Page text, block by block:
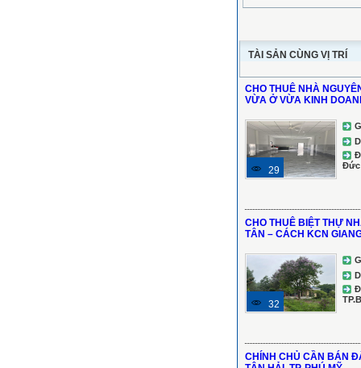
TÀI SẢN CÙNG VỊ TRÍ
CHO THUÊ NHÀ
VỪA Ở VỪA KINH
29
Đức
CHO THUÊ BIỆT THỰ
TÂN – CÁCH KCN
32
CHÍNH CHỦ CẦN BÁN